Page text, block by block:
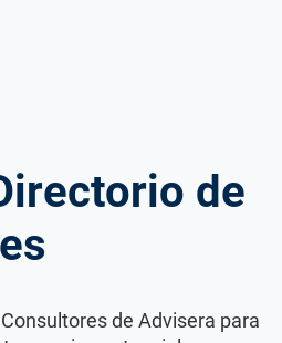
de
de Advisera para